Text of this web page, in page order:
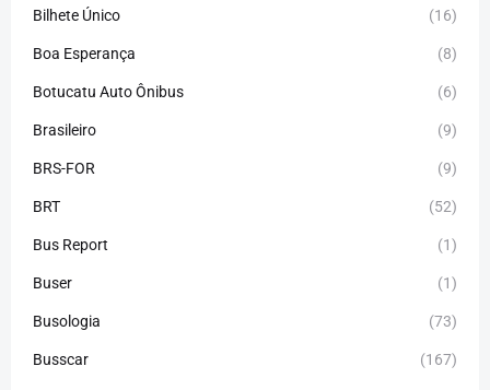
Bilhete Único (16)
Boa Esperança (8)
Botucatu Auto Ônibus (6)
Brasileiro (9)
BRS-FOR (9)
BRT (52)
Bus Report (1)
Buser (1)
Busologia (73)
Busscar (167)